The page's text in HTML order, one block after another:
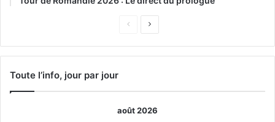
Page
Page
Toute l’info, jour par jour
août 2026